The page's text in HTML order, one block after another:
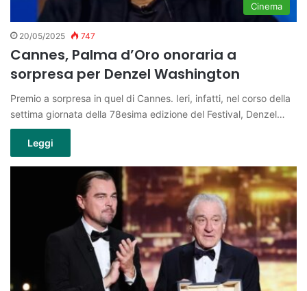
Cinema
20/05/2025 747
Cannes, Palma d’Oro onoraria a
sorpresa per Denzel Washington
Premio a sorpresa in quel di Cannes. Ieri, infatti, nel corso della
settima giornata della 78esima edizione del Festival, Denzel…
Leggi